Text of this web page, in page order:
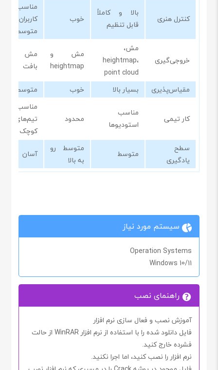
کنترل هنری
بالا و کاملاً
قابل تنظیم
خوب
مناسب
کاربران
متوسط
خروجی‌گیری
مش،
heightmap،
point cloud
مش و
heightmap
مش و
بافت
مقیاس‌پذیری
بسیار بالا خوب متوسط
کار تیمی
مناسب
استودیوها
محدود
مناسب
تیم‌های
کوچک
سطح
یادگیری
متوسط
متوسط رو
به بالا
آسان
سیستم مورد نیاز
Operation Systems
Windows 10/11
راهنمای نصب
آموزش نصب و فعال سازی نرم افزار
فایل دانلود شده را با استفاده از نرم افزارWinRAR از حالت
فشرده خارج کنید.
نرم افزار را نصب کنید، اما اجرا نکنید.